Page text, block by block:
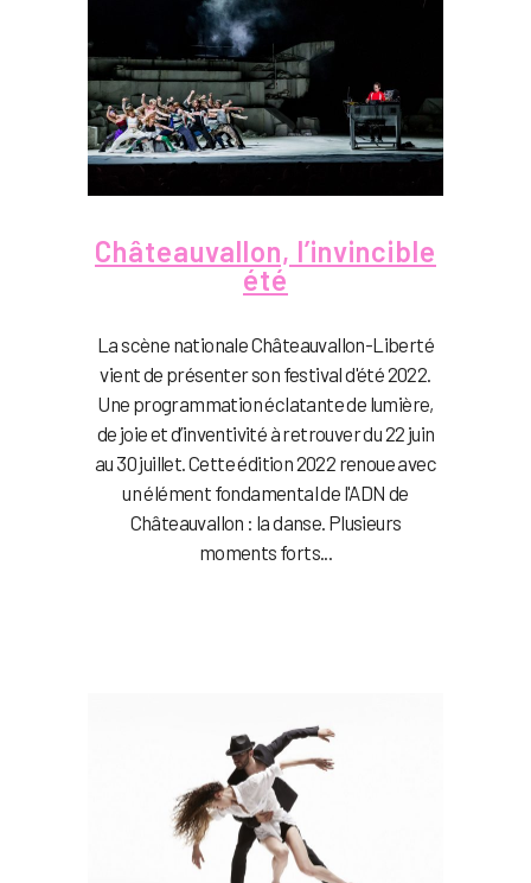
Châteauvallon, l’invincible
été
La scène nationale Châteauvallon-Liberté
vient de présenter son festival d'été 2022.
Une programmation éclatante de lumière,
de joie et d’inventivité à retrouver du 22 juin
au 30 juillet. Cette édition 2022 renoue avec
un élément fondamental de l'ADN de
Châteauvallon : la danse. Plusieurs
moments forts...